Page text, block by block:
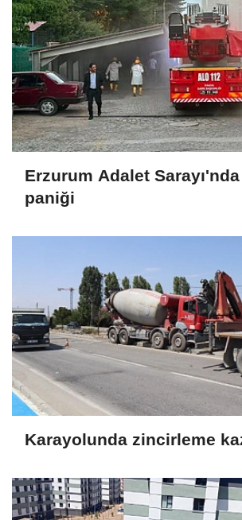
Erzurum Adalet Sarayı'nda
paniği
Karayolunda zincirleme